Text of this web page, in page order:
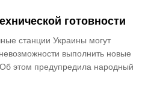
готовности
станции Украины могут
выполнить новые
этом предупредила народный